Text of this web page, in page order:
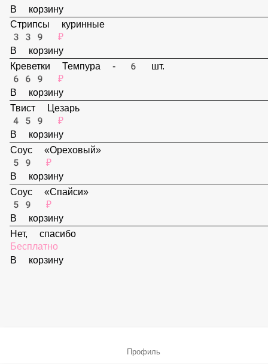
Наггетсы - 6 шт.
299 ₽
В корзину
Стрипсы куринные
339 ₽
В корзину
Креветки Темпура - 6 шт.
669 ₽
В корзину
Твист Цезарь
459 ₽
В корзину
Соус «Ореховый»
59 ₽
В корзину